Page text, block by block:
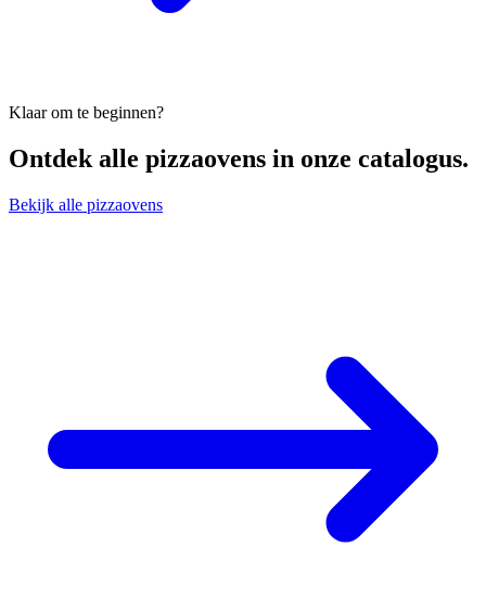
Klaar om te beginnen?
Ontdek alle pizzaovens in onze catalogus.
Bekijk alle pizzaovens